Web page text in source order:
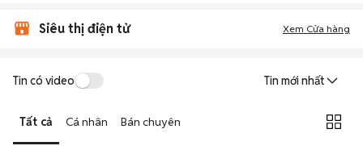
người dùng cá nhân thanh lý hoặc cửa hàng, với đầy đủ các
An tâm kiểm tra máy: Cơ chế mua bán hẹn gặp mặt giúp bạn
Siêu thị điện tử Xem Cửa hàng
Tin có video Tin mới nhất
Tất cả Cá nhân Bán chuyên